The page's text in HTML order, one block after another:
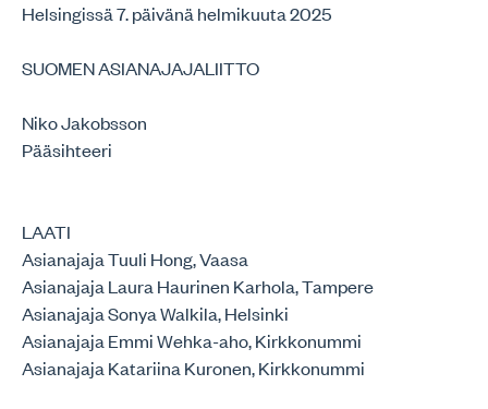
Helsingissä 7. päivänä helmikuuta 2025
SUOMEN ASIANAJAJALIITTO
Niko Jakobsson
Pääsihteeri
LAATI
Asianajaja Tuuli Hong, Vaasa
Asianajaja Laura Haurinen Karhola, Tampere
Asianajaja Sonya Walkila, Helsinki
Asianajaja Emmi Wehka-aho, Kirkkonummi
Asianajaja Katariina Kuronen, Kirkkonummi